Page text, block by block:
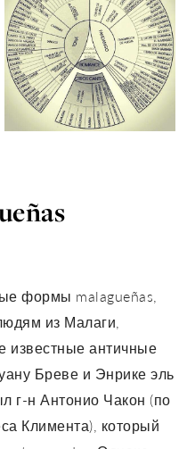
формы malagueñas,
из Малаги,
известные античные
Бреве и Энрике эль
г-н Антонио Чакон (по
Климента), который